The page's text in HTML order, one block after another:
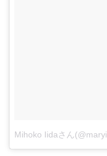
Mihoko Iidaさん